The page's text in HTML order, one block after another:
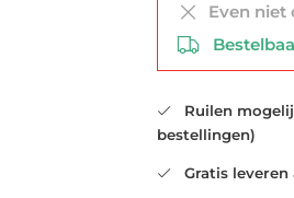
Even niet
Ruilen
bestellingen)
Gratis leveren